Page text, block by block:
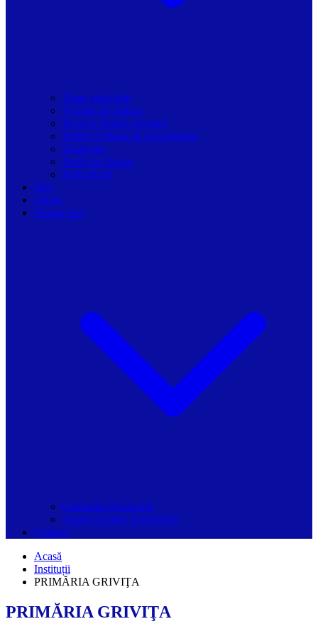
Toate articolele
Viziune de primar
Resurse pentru primarii
Politici Urbane & Guvernanta
Dialoguri
Profil de Primar
Podcast-uri
Stiri
Oferte
Despre noi
Grupurile Whatsapp
Spațiul Ghidul Primăriilor
Contact
Acasă
Instituții
PRIMĂRIA GRIVIŢA
PRIMĂRIA GRIVIŢA